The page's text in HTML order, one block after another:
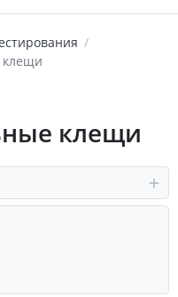
клещи
клещи